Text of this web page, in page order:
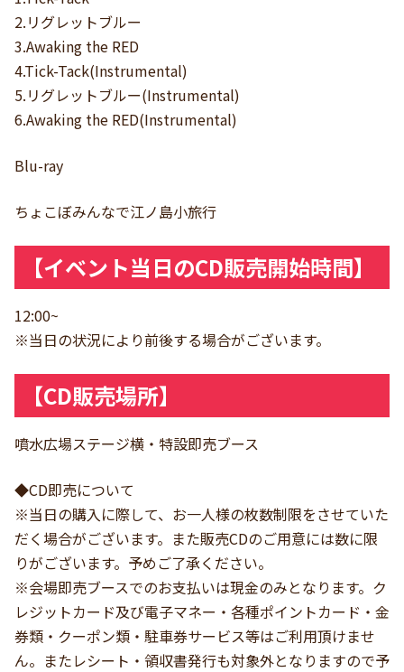
2.リグレットブルー
3.Awaking the RED
4.Tick-Tack(Instrumental)
5.リグレットブルー(Instrumental)
6.Awaking the RED(Instrumental)
Blu-ray
ちょこぼみんなで江ノ島小旅行
【イベント当日のCD販売開始時間】
12:00~
※当日の状況により前後する場合がございます。
【CD販売場所】
噴水広場ステージ横・特設即売ブース
◆CD即売について
※当日の購入に際して、お一人様の枚数制限をさせていた
だく場合がございます。また販売CDのご用意には数に限
りがございます。予めご了承ください。
※会場即売ブースでのお支払いは現金のみとなります。ク
レジットカード及び電子マネー・各種ポイントカード・金
券類・クーポン類・駐車券サービス等はご利用頂けませ
ん。またレシート・領収書発行も対象外となりますので予